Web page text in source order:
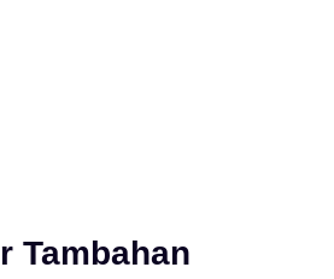
Tambahan